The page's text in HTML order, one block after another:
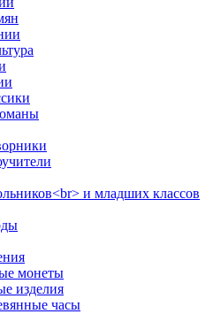
и младших классов
монеты
изделия
часы